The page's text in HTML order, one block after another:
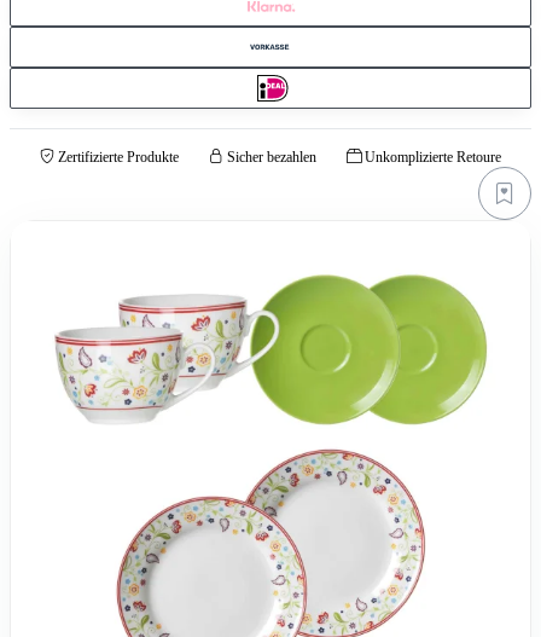
Zertifizierte Produkte Sicher bezahlen Unkomplizierte Retoure